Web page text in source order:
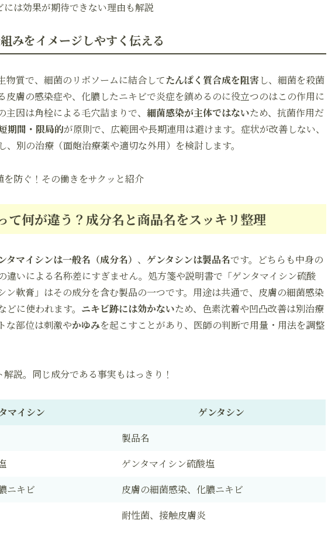
は効果が期待できない理由も解説
みをイメージしやすく伝える
物質で、細菌のリボソームに結合してたんぱく質合成を阻害し、細菌を殺菌
皮膚の感染症や、化膿したニキビで炎症を鎮めるのに役立つのはこの作用に
因は角栓による毛穴詰まりで、 細菌感染が主体ではないため、抗菌作用だ
期間・限局的が原則で、広範囲や長期連用は避けます。症状が改善しない、
別の治療（面皰治療薬や適切な外用）を検討します。
防ぐ！その働きをサクッと紹介
て何が違う？成分名と商品名をスッキリ整理
タマイシンは一般名（成分名） 、 ゲンタシンは製品名です。どちらも中身の
違いによる名称差にすぎません。処方箋や説明書で「ゲンタマイシン硫酸
軟膏」はその成分を含む製品の一つです。用途は共通で、皮膚の細菌感染
に使われます。 ニキビ跡には効かないため、色素沈着や凹凸改善は別治療
な部位は刺激やかゆみを起こすことがあり、医師の判断で用量・用法を調整
説。同じ成分である事実もはっきり！
マイシン
ゲンタシン
製品名
ゲンタマイシン硫酸塩
ニキビ
皮膚の細菌感染、化膿ニキビ
耐性菌、接触皮膚炎